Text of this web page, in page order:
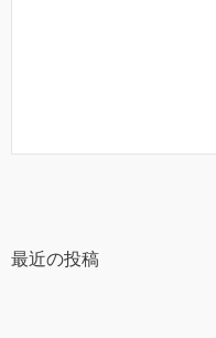
最近の投稿